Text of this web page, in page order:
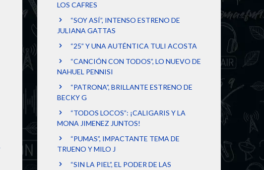
LOS CAFRES
“SOY ASÍ”, INTENSO ESTRENO DE
JULIANA GATTAS
“25” Y UNA AUTÉNTICA TULI ACOSTA
“CANCIÓN CON TODOS”, LO NUEVO DE
NAHUEL PENNISI
“PATRONA”, BRILLANTE ESTRENO DE
BECKY G
“TODOS LOCOS”: ¡CALIGARIS Y LA
MONA JIMENEZ JUNTOS!
“PUMAS”, IMPACTANTE TEMA DE
TRUENO Y MILO J
“SIN LA PIEL”, EL PODER DE LAS